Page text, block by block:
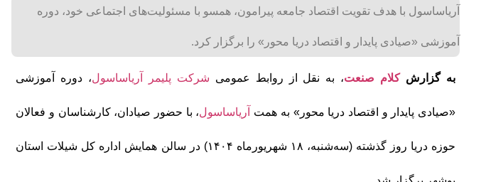
آریاساسول با هدف تقویت اقتصاد جامعه پیرامون، همسو با مسئولیت‌های اجتماعی خود، دوره
آموزشی «صیادی پایدار و اقتصاد دریا محور» را برگزار کرد.
به گزارشکلام صنعت، به نقل از روابط عمومی شرکت پلیمر آریاساسول، دوره آموزشی
«صیادی پایدار و اقتصاد دریا محور» به همت آریاساسول، با حضور صیادان، کارشناسان و فعالان
حوزه دریا روز گذشته (سه‌شنبه، ۱۸ شهریورماه ۱۴۰۴) در سالن همایش اداره کل شیلات استان